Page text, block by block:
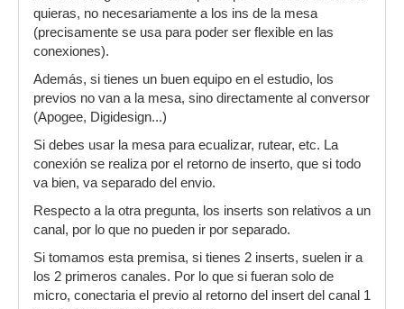
quieras, no necesariamente a los ins de la mesa
(precisamente se usa para poder ser flexible en las
conexiones).
Además, si tienes un buen equipo en el estudio, los
previos no van a la mesa, sino directamente al conversor
(Apogee, Digidesign...)
Si debes usar la mesa para ecualizar, rutear, etc. La
conexión se realiza por el retorno de inserto, que si todo
va bien, va separado del envio.
Respecto a la otra pregunta, los inserts son relativos a un
canal, por lo que no pueden ir por separado.
Si tomamos esta premisa, si tienes 2 inserts, suelen ir a
los 2 primeros canales. Por lo que si fueran solo de
micro, conectaria el previo al retorno del insert del canal 1